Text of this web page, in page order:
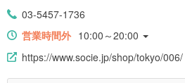
03-5457-1736
営業時間外 10:00～20:00
https://www.socie.jp/shop/tokyo/006/